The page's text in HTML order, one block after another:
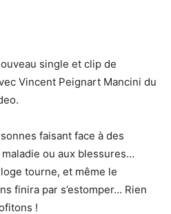
single et clip de
Vincent Peignart Mancini du
faisant face à des
ou aux blessures…
tourne, et même le
finira par s’estomper… Rien
!